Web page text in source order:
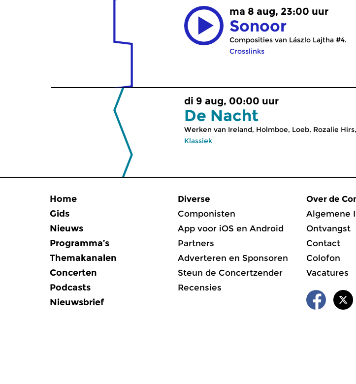
ma 8 aug, 23:00 uur
Sonoor
Composities van Lászlo Lajtha #4.
Crosslinks
di 9 aug, 00:00 uur
De Nacht
Werken van Ireland, Holmboe, Loeb, Rozalie
Klassiek
Home
Gids
Nieuws
Programma’s
Themakanalen
Concerten
Podcasts
Nieuwsbrief
Diverse
Componisten
App voor iOS en Android
Partners
Adverteren en Sponsoren
Steun de Concertzender
Recensies
Over de
Algemene
Ontvangst
Contact
Colofon
Vacatures